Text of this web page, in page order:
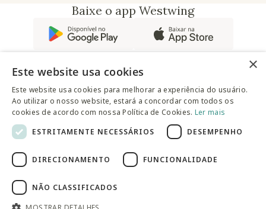
Baixe o app Westwing
@westwingbr
Somos uma empresa certificada
© 2025 Westwing Comércio Varejista S.A WESTWING
Av. Queiroz Filho, 1700 - Torre A 5° andar - Vila Hamburguesa -
São Paulo
×
Este website usa cookies
Este website usa cookies para melhorar a experiência do usuário.
Ao utilizar o nosso website, estará a concordar com todos os
cookies de acordo com nossa Política de Cookies. Ler mais
ESTRITAMENTE NECESSÁRIOS
DESEMPENHO
DIRECIONAMENTO FUNCIONALIDADE
NÃO CLASSIFICADOS